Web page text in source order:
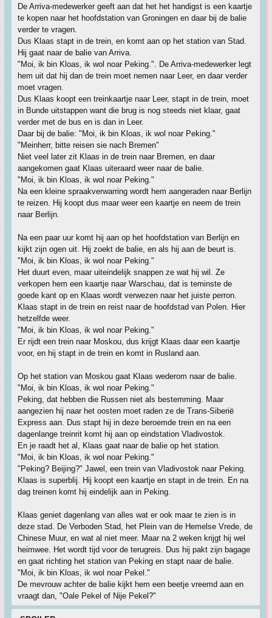
De Arriva-medewerker geeft aan dat het het handigst is een kaartje
te kopen naar het hoofdstation van Groningen en daar bij de balie
verder te vragen.
Dus Klaas stapt in de trein, en komt aan op het station van Stad.
Hij gaat naar de balie van Arriva.
"Moi, ik bin Kloas, ik wol noar Peking.". De Arriva-medewerker legt
hem uit dat hij dan de trein moet nemen naar Leer, en daar verder
moet vragen.
Dus Klaas koopt een treinkaartje naar Leer, stapt in de trein, moet
in Bunde uitstappen want die brug is nog steeds niet klaar, gaat
verder met de bus en is dan in Leer.
Daar bij de balie: "Moi, ik bin Kloas, ik wol noar Peking."
"Meinherr, bitte reisen sie nach Bremen"
Niet veel later zit Klaas in de trein naar Bremen, en daar
aangekomen gaat Klaas uiteraard weer naar de balie.
"Moi, ik bin Kloas, ik wol noar Peking."
Na een kleine spraakverwarring wordt hem aangeraden naar Berlijn
te reizen. Hij koopt dus maar weer een kaartje en neem de trein
naar Berlijn.
Na een paar uur komt hij aan op het hoofdstation van Berlijn en
kijkt zijn ogen uit. Hij zoekt de balie, en als hij aan de beurt is.
"Moi, ik bin Kloas, ik wol noar Peking."
Het duurt even, maar uiteindelijk snappen ze wat hij wil. Ze
verkopen hem een kaartje naar Warschau, dat is teminste de
goede kant op en Klaas wordt verwezen naar het juiste perron.
Klaas stapt in de trein en reist naar de hoofdstad van Polen. Hier
hetzelfde weer.
"Moi, ik bin Kloas, ik wol noar Peking."
Er rijdt een trein naar Moskou, dus krijgt Klaas daar een kaartje
voor, en hij stapt in de trein en komt in Rusland aan.
Op het station van Moskou gaat Klaas wederom naar de balie.
"Moi, ik bin Kloas, ik wol noar Peking."
Peking, dat hebben die Russen niet als bestemming. Maar
aangezien hij naar het oosten moet raden ze de Trans-Siberië
Express aan. Dus stapt hij in deze beroemde trein en na een
dagenlange treinrit komt hij aan op eindstation Vladivostok.
En je raadt het al, Klaas gaat naar de balie op het station.
"Moi, ik bin Kloas, ik wol noar Peking."
"Peking? Beijing?" Jawel, een trein van Vladivostok naar Peking.
Klaas is superblij. Hij koopt een kaartje en stapt in de trein. En na
dag treinen komt hij eindelijk aan in Peking.
Klaas geniet dagenlang van alles wat er ook maar te zien is in
deze stad. De Verboden Stad, het Plein van de Hemelse Vrede, de
Chinese Muur, en wat al niet meer. Maar na 2 weken krijgt hij wel
heimwee. Het wordt tijd voor de terugreis. Dus hij pakt zijn bagage
en gaat richting het station van Peking en stapt naar de balie.
"Moi, ik bin Kloas, ik wol noar Pekel."
De mevrouw achter de balie kijkt hem een beetje vreemd aan en
vraagt dan, "Oale Pekel of Nije Pekel?"